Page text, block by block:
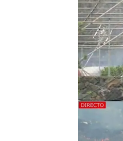
PUEDE
El llanto
lava del